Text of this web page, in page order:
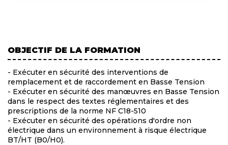
OBJECTIF DE LA FORMATION
- Exécuter en sécurité des interventions de
remplacement et de raccordement en Basse Tension
- Exécuter en sécurité des manœuvres en Basse Tension
dans le respect des textes réglementaires et des
prescriptions de la norme NF C18-510
- Exécuter en sécurité des opérations d'ordre non
électrique dans un environnement à risque électrique
BT/HT (B0/H0).